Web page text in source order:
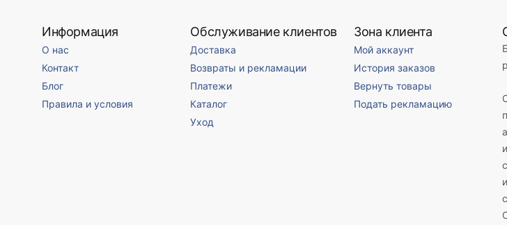
Информация
О нас
Контакт
Блог
Правила и условия
Обслуживание клиентов
Доставка
Возвраты и рекламации
Платежи
Каталог
Уход
Зона клиента
Мой аккаунт
История заказов
Вернуть товары
Подать рекламацию